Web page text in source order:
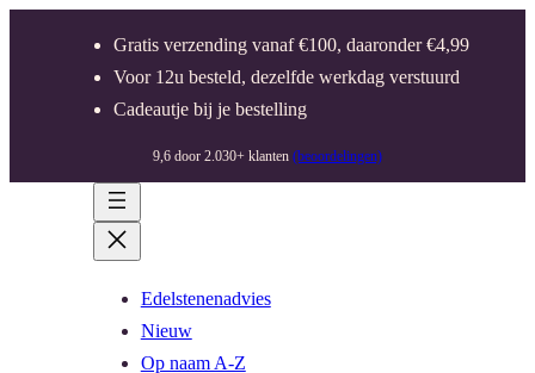
Gratis verzending vanaf €100, daaronder €4,99
Voor 12u besteld, dezelfde werkdag verstuurd
Cadeautje bij je bestelling
9,6 door 2.030+ klanten (beoordelingen)
Edelstenenadvies
Nieuw
Op naam A-Z